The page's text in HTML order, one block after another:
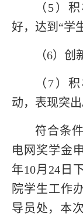
（ 5 ）
好，达到 “学
（6）创
（ 7 ）
动，表现突出
符合条
电网奖学金
年10月 24日
院学生工作
导员处，本